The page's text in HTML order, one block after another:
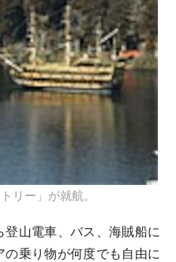
リー」が就航。
山電車、バス、海賊船に
の乗り物が何度でも自由に